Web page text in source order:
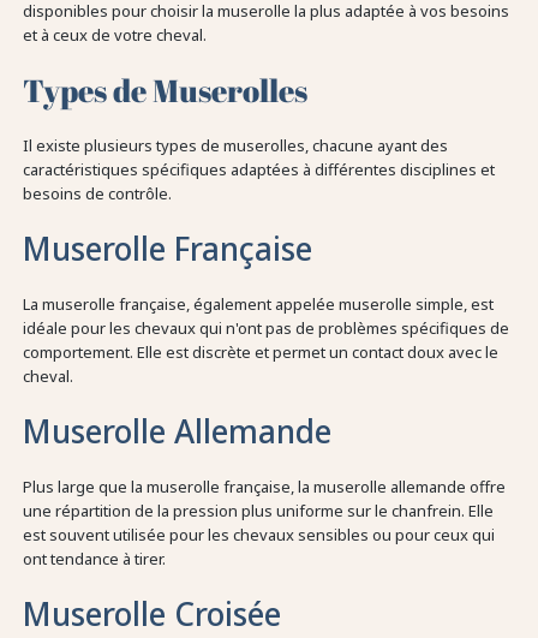
disponibles pour choisir la muserolle la plus adaptée à vos besoins
et à ceux de votre cheval.
Types de Muserolles
Il existe plusieurs types de muserolles, chacune ayant des
caractéristiques spécifiques adaptées à différentes disciplines et
besoins de contrôle.
Muserolle Française
La muserolle française, également appelée muserolle simple, est
idéale pour les chevaux qui n'ont pas de problèmes spécifiques de
comportement. Elle est discrète et permet un contact doux avec le
cheval.
Muserolle Allemande
Plus large que la muserolle française, la muserolle allemande offre
une répartition de la pression plus uniforme sur le chanfrein. Elle
est souvent utilisée pour les chevaux sensibles ou pour ceux qui
ont tendance à tirer.
Muserolle Croisée